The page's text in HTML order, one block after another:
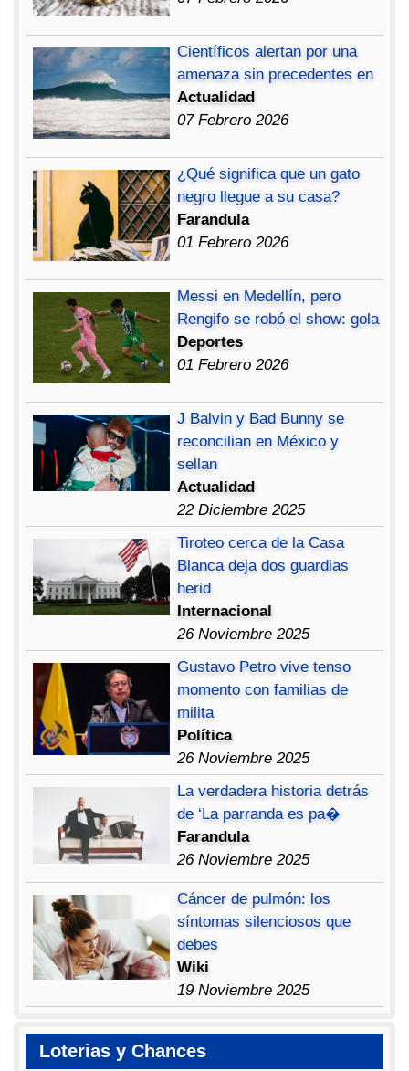
Científicos alertan por una
amenaza sin precedentes en
Actualidad
07 Febrero 2026
¿Qué significa que un gato
negro llegue a su casa?
Farandula
01 Febrero 2026
Messi en Medellín, pero
Rengifo se robó el show: gola
Deportes
01 Febrero 2026
J Balvin y Bad Bunny se
reconcilian en México y
sellan
Actualidad
22 Diciembre 2025
Tiroteo cerca de la Casa
Blanca deja dos guardias
herid
Internacional
26 Noviembre 2025
Gustavo Petro vive tenso
momento con familias de
milita
Política
26 Noviembre 2025
La verdadera historia detrás
de ‘La parranda es pa�
Farandula
26 Noviembre 2025
Cáncer de pulmón: los
síntomas silenciosos que
debes
Wiki
19 Noviembre 2025
Loterias y Chances